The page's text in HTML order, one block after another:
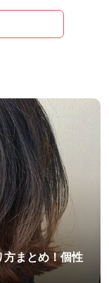
方まとめ！個性